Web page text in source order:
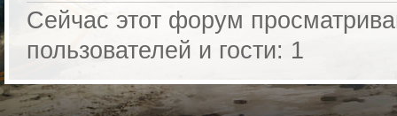
Сейчас этот форум
пользователей и гости: 1